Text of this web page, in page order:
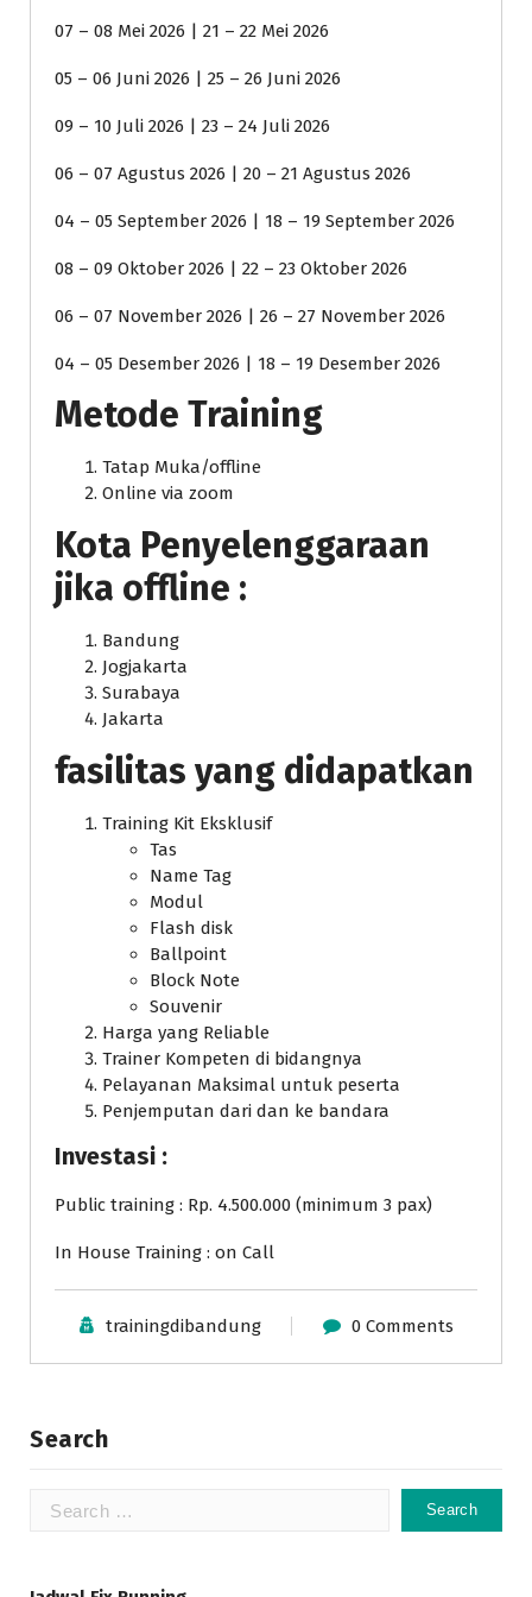
07 – 08 Mei 2026 | 21 – 22 Mei 2026
05 – 06 Juni 2026 | 25 – 26 Juni 2026
09 – 10 Juli 2026 | 23 – 24 Juli 2026
06 – 07 Agustus 2026 | 20 – 21 Agustus 2026
04 – 05 September 2026 | 18 – 19 September 2026
08 – 09 Oktober 2026 | 22 – 23 Oktober 2026
06 – 07 November 2026 | 26 – 27 November 2026
04 – 05 Desember 2026 | 18 – 19 Desember 2026
Metode Training
Tatap Muka/offline
Online via zoom
Kota Penyelenggaraan
jika offline :
Bandung
Jogjakarta
Surabaya
Jakarta
fasilitas yang didapatkan
Training Kit Eksklusif
Tas
Name Tag
Modul
Flash disk
Ballpoint
Block Note
Souvenir
Harga yang Reliable
Trainer Kompeten di bidangnya
Pelayanan Maksimal untuk peserta
Penjemputan dari dan ke bandara
Investasi :
Public training : Rp. 4.500.000 (minimum 3 pax)
In House Training : on Call
trainingdibandung 0 Comments
Search
Search